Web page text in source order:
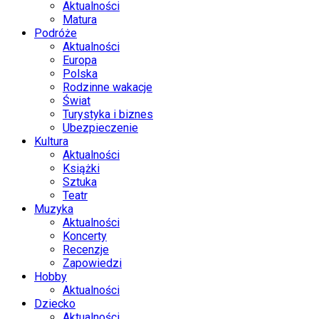
Aktualności
Matura
Podróże
Aktualności
Europa
Polska
Rodzinne wakacje
Świat
Turystyka i biznes
Ubezpieczenie
Kultura
Aktualności
Książki
Sztuka
Teatr
Muzyka
Aktualności
Koncerty
Recenzje
Zapowiedzi
Hobby
Aktualności
Dziecko